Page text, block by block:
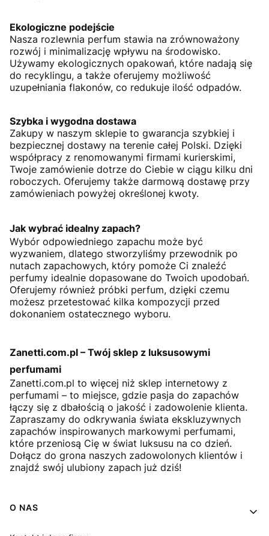
Ekologiczne podejście
Nasza rozlewnia perfum stawia na zrównoważony
rozwój i minimalizację wpływu na środowisko.
Używamy ekologicznych opakowań, które nadają się
do recyklingu, a także oferujemy możliwość
uzupełniania flakonów, co redukuje ilość odpadów.
Szybka i wygodna dostawa
Zakupy w naszym sklepie to gwarancja szybkiej i
bezpiecznej dostawy na terenie całej Polski. Dzięki
współpracy z renomowanymi firmami kurierskimi,
Twoje zamówienie dotrze do Ciebie w ciągu kilku dni
roboczych. Oferujemy także darmową dostawę przy
zamówieniach powyżej określonej kwoty.
Jak wybrać idealny zapach?
Wybór odpowiedniego zapachu może być
wyzwaniem, dlatego stworzyliśmy przewodnik po
nutach zapachowych, który pomoże Ci znaleźć
perfumy idealnie dopasowane do Twoich upodobań.
Oferujemy również próbki perfum, dzięki czemu
możesz przetestować kilka kompozycji przed
dokonaniem ostatecznego wyboru.
Zanetti.com.pl – Twój sklep z luksusowymi
perfumami
Zanetti.com.pl to więcej niż sklep internetowy z
perfumami – to miejsce, gdzie pasja do zapachów
łączy się z dbałością o jakość i zadowolenie klienta.
Zapraszamy do odkrywania świata ekskluzywnych
zapachów inspirowanych markowymi perfumami,
które przeniosą Cię w świat luksusu na co dzień.
Dołącz do grona naszych zadowolonych klientów i
znajdź swój ulubiony zapach już dziś!
Linki w stopce
O NAS